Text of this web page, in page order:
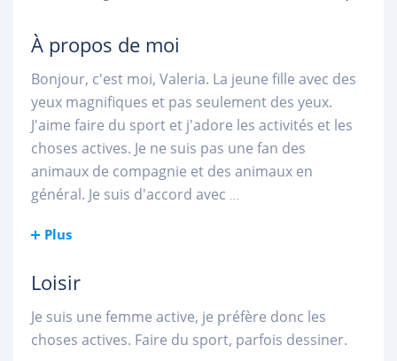
À propos de moi
Bonjour, c'est moi, Valeria. La jeune fille avec des
yeux magnifiques et pas seulement des yeux.
J'aime faire du sport et j'adore les activités et les
choses actives. Je ne suis pas une fan des
animaux de compagnie et des animaux en
général. Je suis d'accord avec ...
Plus
Loisir
Je suis une femme active, je préfère donc les
choses actives. Faire du sport, parfois dessiner.